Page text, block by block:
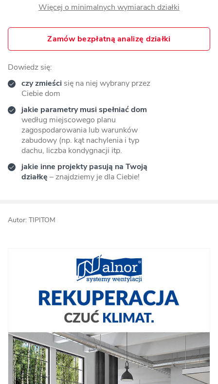
Więcej o minimalnych wymiarach działki
Zamów bezpłatną analizę działki
Dowiedz się:
czy zmieści się na niej wybrany przez
Ciebie dom
jakie parametry musi spełniać dom
według miejscowego planu
zagospodarowania lub warunków
zabudowy (np. kąt nachylenia i typ
dachu, liczba kondygnacji itp.
jakie inne projekty pasują na Twoją
działkę – znajdziemy je dla Ciebie!
Autor: TIPITOM